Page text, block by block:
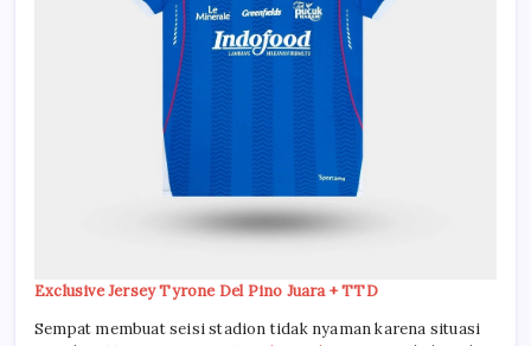
Exclusive Jersey Tyrone Del Pino Juara + TTD
Sempat membuat seisi stadion tidak nyaman karena situasi